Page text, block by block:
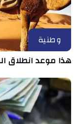
وطنية
هذا موعد انطلاق